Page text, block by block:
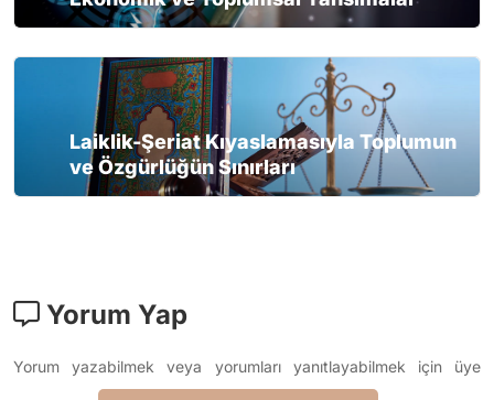
Laiklik-Şeriat Kıyaslamasıyla Toplumun
ve Özgürlüğün Sınırları
Yorum Yap
Yorum yazabilmek veya yorumları yanıtlayabilmek için üye